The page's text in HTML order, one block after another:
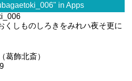
in Apps
くしものしろきをみれハ夜そ更に
葛飾北斎）